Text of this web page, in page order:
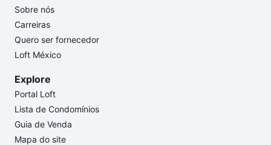
Sobre nós
Carreiras
Quero ser fornecedor
Loft México
Explore
Portal Loft
Lista de Condomínios
Guia de Venda
Mapa do site